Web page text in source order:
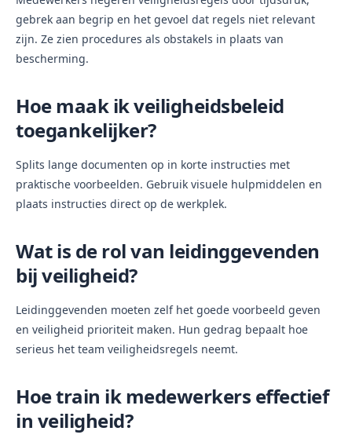
gebrek aan begrip en het gevoel dat regels niet relevant
zijn. Ze zien procedures als obstakels in plaats van
bescherming.
Hoe maak ik veiligheidsbeleid
toegankelijker?
Splits lange documenten op in korte instructies met
praktische voorbeelden. Gebruik visuele hulpmiddelen en
plaats instructies direct op de werkplek.
Wat is de rol van leidinggevenden
bij veiligheid?
Leidinggevenden moeten zelf het goede voorbeeld geven
en veiligheid prioriteit maken. Hun gedrag bepaalt hoe
serieus het team veiligheidsregels neemt.
Hoe train ik medewerkers effectief
in veiligheid?